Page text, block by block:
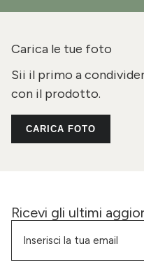
Carica le tue foto
Sii il primo a
con il prodotto.
CARICA FOTO
Ricevi gli ultimi